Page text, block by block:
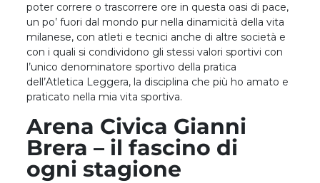
poter correre o trascorrere ore in questa oasi di pace,
un po’ fuori dal mondo pur nella dinamicità della vita
milanese, con atleti e tecnici anche di altre società e
con i quali si condividono gli stessi valori sportivi con
l’unico denominatore sportivo della pratica
dell’Atletica Leggera, la disciplina che più ho amato e
praticato nella mia vita sportiva.
Arena Civica Gianni
Brera – il fascino di
ogni stagione